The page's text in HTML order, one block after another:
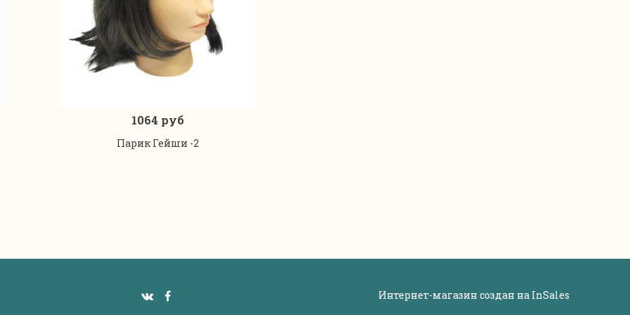
В корзину
1064 руб
Парик Гейши -2
Интернет-магазин создан на InSales